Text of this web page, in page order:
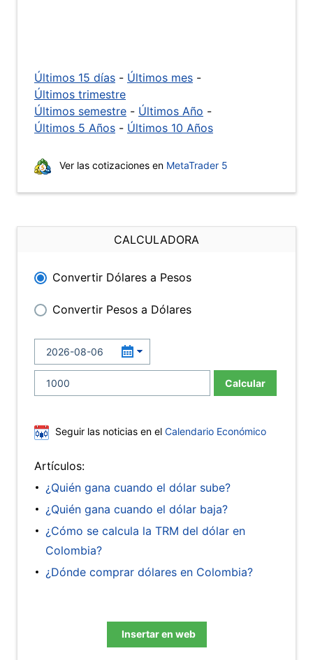
Últimos 15 días - Últimos mes -
Últimos trimestre
Últimos semestre - Últimos Año -
Últimos 5 Años - Últimos 10 Años
Ver las cotizaciones en MetaTrader 5
CALCULADORA
Convertir Dólares a Pesos
Convertir Pesos a Dólares
Calcular
Seguir las noticias en el Calendario Económico
Artículos:
¿Quién gana cuando el dólar sube?
¿Quién gana cuando el dólar baja?
¿Cómo se calcula la TRM del dólar en
Colombia?
¿Dónde comprar dólares en Colombia?
Insertar en web